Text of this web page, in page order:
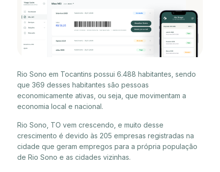
Rio Sono em Tocantins possui 6.488 habitantes, sendo
que 369 desses habitantes são pessoas
economicamente ativas, ou seja, que movimentam a
economia local e nacional.
Rio Sono, TO vem crescendo, e muito desse
crescimento é devido às 205 empresas registradas na
cidade que geram empregos para a própria população
de Rio Sono e as cidades vizinhas.